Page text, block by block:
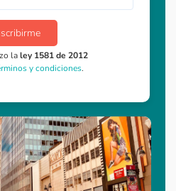
laley 1581 de 2012
y condiciones.